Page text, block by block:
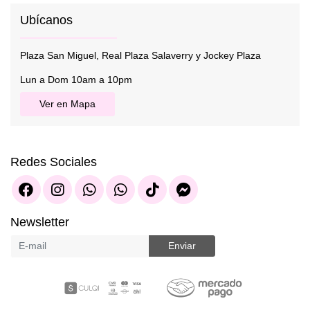
Ubícanos
Plaza San Miguel, Real Plaza Salaverry y Jockey Plaza
Lun a Dom 10am a 10pm
Ver en Mapa
Redes Sociales
Newsletter
Enviar